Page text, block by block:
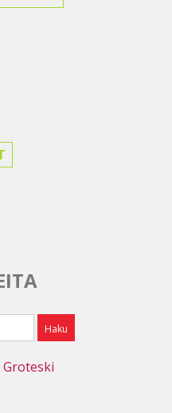
Haku
Groteski